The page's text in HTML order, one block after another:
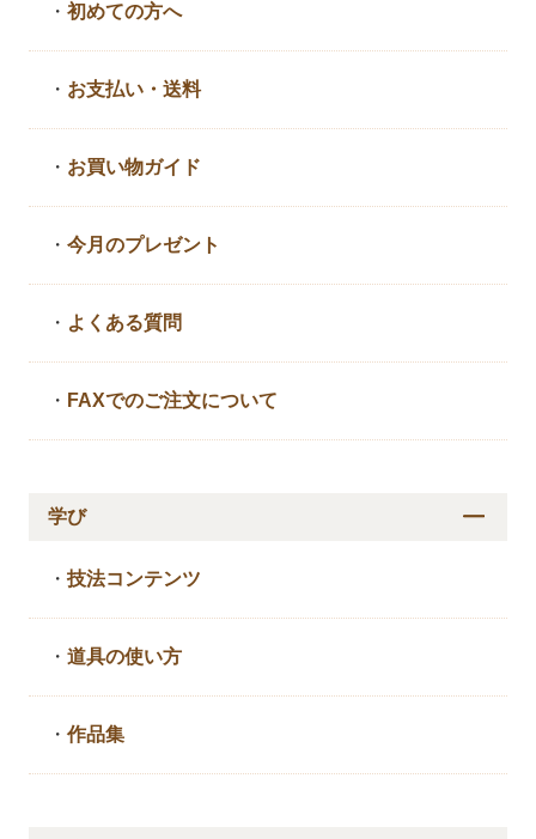
・初めての方へ
・ お支払い・送料
・ お買い物ガイド
・今月のプレゼント
・ よくある質問
・ FAXでのご注文について
学び
・技法コンテンツ
・道具の使い方
・作品集